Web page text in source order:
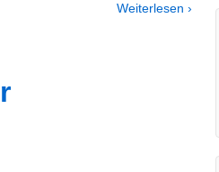
Weiterlesen ›